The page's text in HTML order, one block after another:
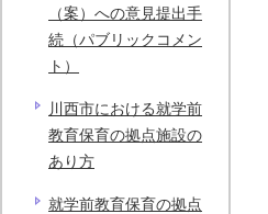
（案）への意見提出手
続（パブリックコメン
ト）
川西市における就学前
教育保育の拠点施設の
あり方
就学前教育保育の拠点